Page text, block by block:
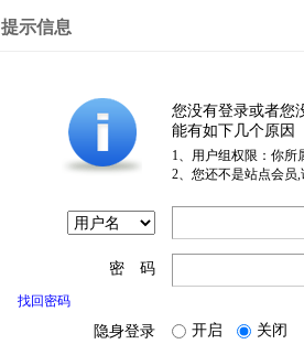
提示信息
您没有登录或者您
能有如下几个原因
1、用户组权限：你所
2、您还不是站点会员
密 码
找回密码
隐身登录 开启 关闭